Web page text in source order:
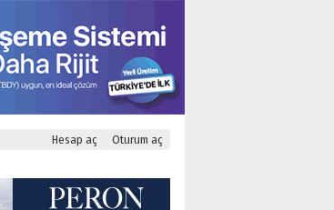
Hesap aç Oturum aç